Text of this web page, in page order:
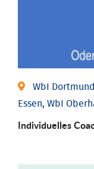
WbI
Essen, WbI
Individu­elles